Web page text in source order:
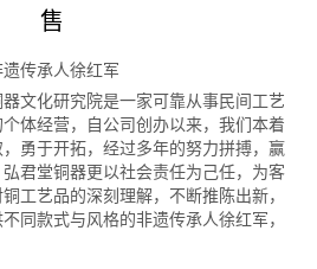
售
传承人徐红军
文化研究院是一家可靠从事民间工艺
体经营，自公司创办以来，我们本着
勇于开拓，经过多年的努力拼搏，赢
君堂铜器更以社会责任为己任，为客
工艺品的深刻理解，不断推陈出新，
同款式与风格的非遗传承人徐红军，